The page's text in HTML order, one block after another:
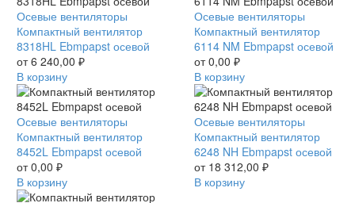
Осевые вентиляторы
Компактный вентилятор
8318HL Ebmpapst осевой
от6 240,00 ₽
В корзину
Осевые вентиляторы
Компактный вентилятор
6114 NM Ebmpapst осевой
от0,00 ₽
В корзину
Осевые вентиляторы
Компактный вентилятор
8452L Ebmpapst осевой
от0,00 ₽
В корзину
Осевые вентиляторы
Компактный вентилятор
6248 NH Ebmpapst осевой
от 18 312,00 ₽
В корзину